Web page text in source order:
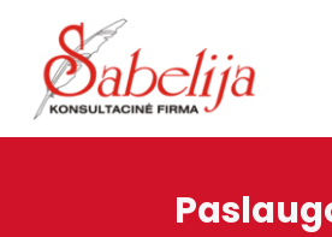
turinio
pagination